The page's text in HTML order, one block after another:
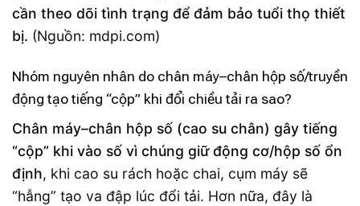
cần theo dõi tình trạng để đảm bảo tuổi thọ thiết
bị. (Nguồn: mdpi.com)
Nhóm nguyên nhân do chân máy–chân hộp số/truyền
động tạo tiếng “cộp” khi đổi chiều tải ra sao?
Chân máy–chân hộp số (cao su chân) gây tiếng
“cộp” khi vào số vì chúng giữ động cơ/hộp số ổn
định, khi cao su rách hoặc chai, cụm máy sẽ
“hẫng” tạo va đập lúc đổi tải. Hơn nữa, đây là